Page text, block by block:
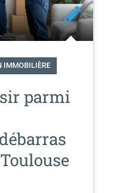
IMMOBILIÈRE
parmi